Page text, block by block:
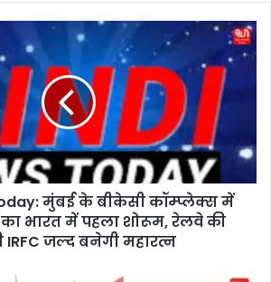
मुंबई के बीकेसी कॉम्प्लेक्स में
भारत में पहला शोरूम, रेलवे की
जल्द बनेगी महारत्न